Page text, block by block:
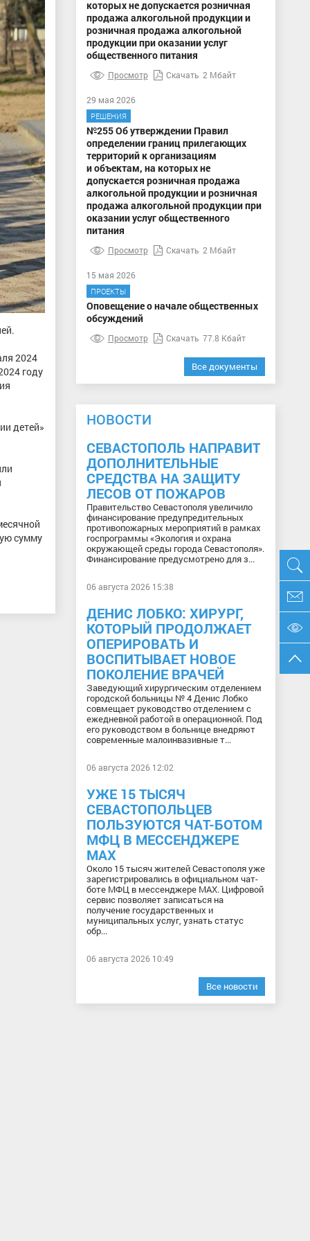
2024
году
детей»
сумму
которых не допускается розничная
продажа алкогольной продукции и
розничная продажа алкогольной
продукции при оказании услуг
общественного питания
Просмотр Скачать 2 Мбайт
29 мая 2026
РЕШЕНИЯ
№255 Об утверждении Правил
определении границ прилегающих
территорий к организациям
и объектам, на которых не
допускается розничная продажа
алкогольной продукции и розничная
продажа алкогольной продукции при
оказании услуг общественного
питания
Просмотр Скачать 2 Мбайт
15 мая 2026
ПРОЕКТЫ
Оповещение о начале общественных
обсуждений
Просмотр Скачать 77.8 Кбайт
Все документы
НОВОСТИ
СЕВАСТОПОЛЬ НАПРАВИТ
ДОПОЛНИТЕЛЬНЫЕ
СРЕДСТВА НА ЗАЩИТУ
ЛЕСОВ ОТ ПОЖАРОВ
Правительство Севастополя увеличило
финансирование предупредительных
противопожарных мероприятий в рамках
госпрограммы «Экология и охрана
окружающей среды города Севастополя».
Финансирование предусмотрено для з...
06 августа 2026 15:38
ДЕНИС ЛОБКО: ХИРУРГ,
КОТОРЫЙ ПРОДОЛЖАЕТ
ОПЕРИРОВАТЬ И
ВОСПИТЫВАЕТ НОВОЕ
ПОКОЛЕНИЕ ВРАЧЕЙ
Заведующий хирургическим отделением
городской больницы № 4 Денис Лобко
совмещает руководство отделением с
ежедневной работой в операционной. Под
его руководством в больнице внедряют
современные малоинвазивные т...
06 августа 2026 12:02
УЖЕ 15 ТЫСЯЧ
СЕВАСТОПОЛЬЦЕВ
ПОЛЬЗУЮТСЯ ЧАТ-БОТОМ
МФЦ В МЕССЕНДЖЕРЕ
МАХ
Около 15 тысяч жителей Севастополя уже
зарегистрировались в официальном чат-
боте МФЦ в мессенджере МАХ. Цифровой
сервис позволяет записаться на
получение государственных и
муниципальных услуг, узнать статус
обр...
06 августа 2026 10:49
Все новости